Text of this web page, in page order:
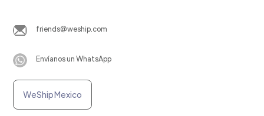
friends@weship.com
Envíanos un WhatsApp
WeShip Mexico